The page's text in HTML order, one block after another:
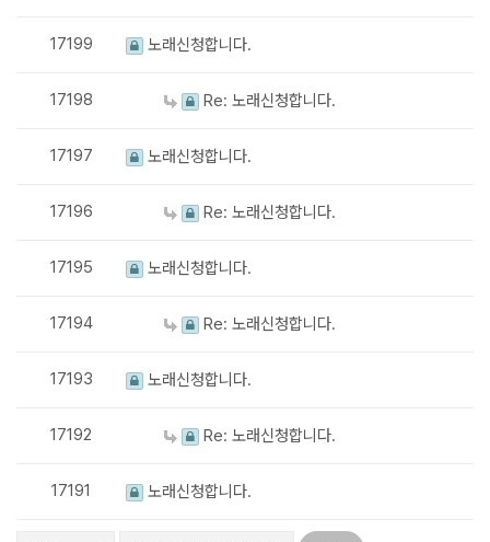
17199 노래신청합니다.
17198 Re: 노래신청합니다.
17197 노래신청합니다.
17196 Re: 노래신청합니다.
17195 노래신청합니다.
17194 Re: 노래신청합니다.
17193 노래신청합니다.
17192 Re: 노래신청합니다.
17191 노래신청합니다.